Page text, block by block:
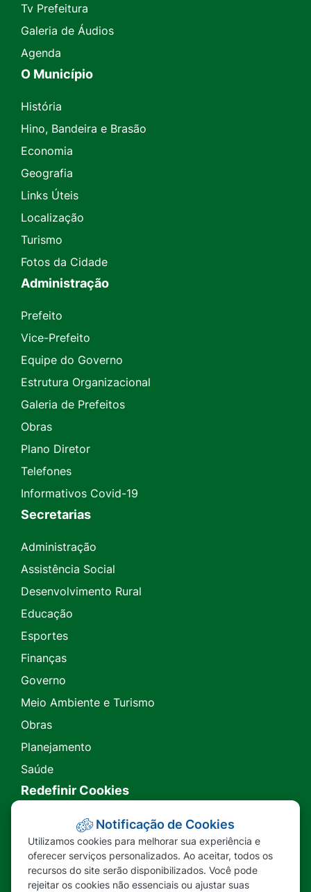
Tv Prefeitura
Galeria de Áudios
Agenda
O Município
História
Hino, Bandeira e Brasão
Economia
Geografia
Links Úteis
Localização
Turismo
Fotos da Cidade
Administração
Prefeito
Vice-Prefeito
Equipe do Governo
Estrutura Organizacional
Galeria de Prefeitos
Obras
Plano Diretor
Telefones
Informativos Covid-19
Secretarias
Administração
Assistência Social
Desenvolvimento Rural
Educação
Esportes
Finanças
Governo
Meio Ambiente e Turismo
Obras
Planejamento
Saúde
Redefinir Cookies
Transparência
Ouvidoria
SIC
Notificação de Cookies
Utilizamos cookies para melhorar sua experiência e
oferecer serviços personalizados. Ao aceitar, todos os
recursos do site serão disponibilizados. Você pode
rejeitar os cookies não essenciais ou ajustar suas